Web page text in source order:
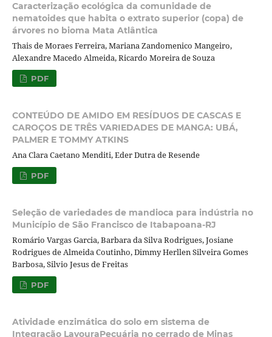
Caracterização ecológica da comunidade de
nematoides que habita o extrato superior (copa) de
árvores no bioma Mata Atlântica
Thais de Moraes Ferreira, Mariana Zandomenico Mangeiro,
Alexandre Macedo Almeida, Ricardo Moreira de Souza
PDF
CONTEÚDO DE AMIDO EM RESÍDUOS DE CASCAS E
CAROÇOS DE TRÊS VARIEDADES DE MANGA: UBÁ,
PALMER E TOMMY ATKINS
Ana Clara Caetano Menditi, Eder Dutra de Resende
PDF
Seleção de variedades de mandioca para indústria no
Município de São Francisco de Itabapoana-RJ
Romário Vargas Garcia, Barbara da Silva Rodrigues, Josiane
Rodrigues de Almeida Coutinho, Dimmy Herllen Silveira Gomes
Barbosa, Silvio Jesus de Freitas
PDF
Atividade enzimática do solo em sistema de
Integração LavouraPecuária no cerrado de Minas